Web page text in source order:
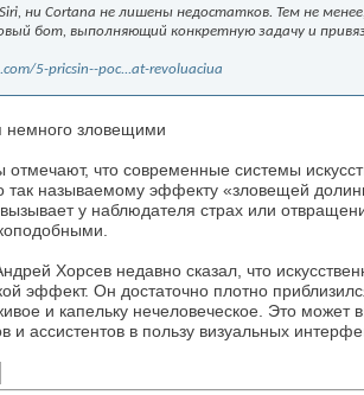
ни Cortana не лишены недостатков. Тем не
бот, выполняющий конкретную задачу и
5-pricsin--poc...at-revoluaciua
немного зловещими
отмечают, что современные системы
так называемому эффекту «зловещей
у наблюдателя страх или
Хорсев недавно сказал, что
эффект. Он достаточно плотно
и капельку нечеловеческое. Это
и ассистентов в пользу визуальных